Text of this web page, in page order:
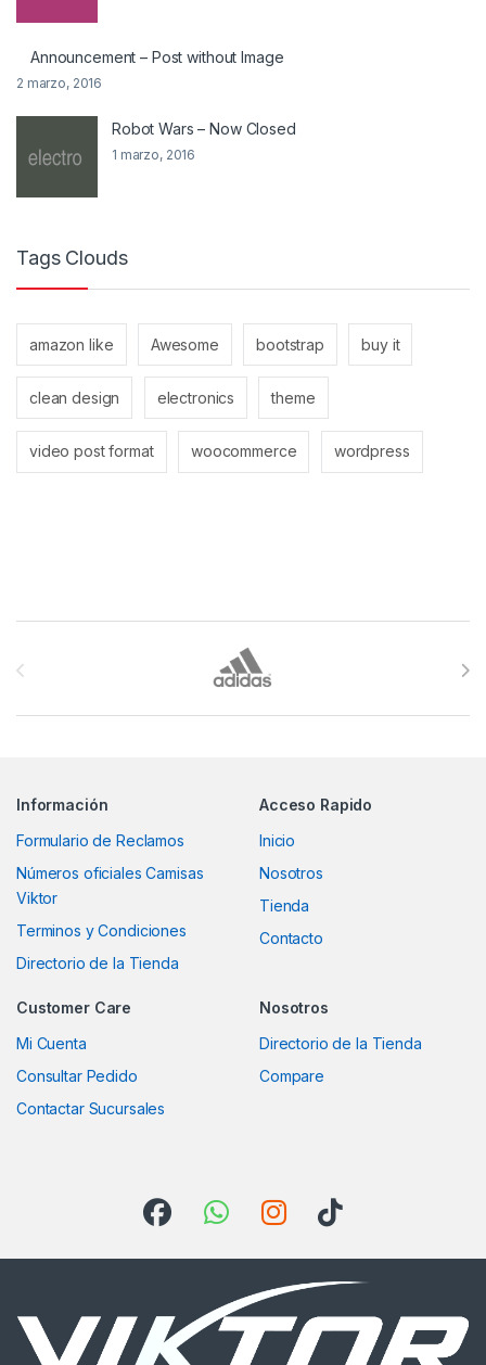
Announcement – Post without Image
2 marzo, 2016
Robot Wars – Now Closed
1 marzo, 2016
Tags Clouds
amazon like Awesome bootstrap buy it
clean design electronics theme
video post format woocommerce wordpress
Información
Formulario de Reclamos
Números oficiales Camisas
Viktor
Terminos y Condiciones
Directorio de la Tienda
Acceso Rapido
Inicio
Nosotros
Tienda
Contacto
Customer Care
Mi Cuenta
Consultar Pedido
Contactar Sucursales
Nosotros
Directorio de la Tienda
Compare